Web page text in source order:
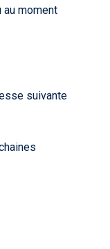
au moment
suivante